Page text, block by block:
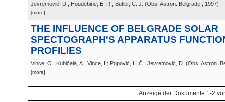
Jevremović, D.; Houdebine, E. R.; Butler, C. J. (Obs. Astron. Belgrade , 1997)
[more]
THE INFLUENCE OF BELGRADE SOLAR
SPECTOGRAPH'S APPARATUS
PROFILIES
Vince, O.; Kubičela, A.; Vince, I.; Popović, L. Č.; Jevremović, D. (Obs. Astron.
[more]
Anzeige der Dokumente 1-2